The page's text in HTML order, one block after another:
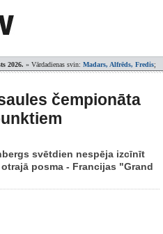
2026. » Vārdadienas svin: Madars, Alfrēds, Fredis;
čempionāta
svētdien nespēja izcīnīt
posma - Francijas "Grand